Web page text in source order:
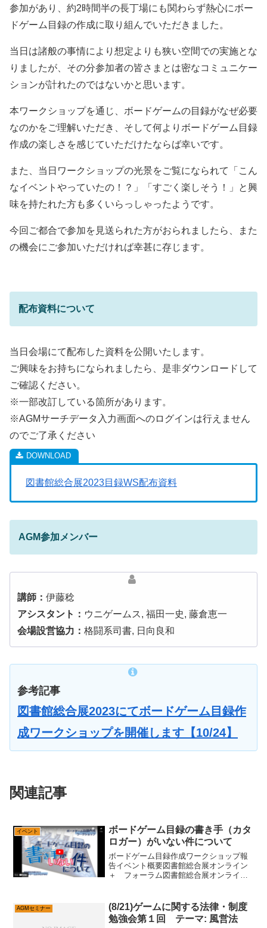
参加があり、約2時間半の長丁場にも関わらず熱心にボー
ドゲーム目録の作成に取り組んでいただきました。
当日は諸般の事情により想定よりも狭い空間での実施とな
りましたが、その分参加者の皆さまとは密なコミュニケー
ションが計れたのではないかと思います。
本ワークショップを通じ、ボードゲームの目録がなぜ必要
なのかをご理解いただき、そして何よりボードゲーム目録
作成の楽しさを感じていただけたならば幸いです。
また、当日ワークショップの光景をご覧になられて「こん
なイベントやっていたの！？」「すごく楽しそう！」と興
味を持たれた方も多くいらっしゃったようです。
今回ご都合で参加を見送られた方がおられましたら、また
の機会にご参加いただければ幸甚に存じます。
配布資料について
当日会場にて配布した資料を公開いたします。
ご興味をお持ちになられましたら、是非ダウンロードして
ご確認ください。
※一部改訂している箇所があります。
※AGMサーチデータ入力画面へのログインは行えません
のでご了承ください
図書館総合展2023目録WS配布資料
AGM参加メンバー
講師： 伊藤稔
アシスタント： ウニゲームス, 福田一史, 藤倉恵一
会場設営協力： 格闘系司書, 日向良和
参考記事
図書館総合展2023にてボードゲーム目録作
成ワークショップを開催します【10/24】
関連記事
イベント
ボードゲーム目録の書き手（カタ
ロガー）がいない件について
ボードゲーム目録作成ワークショップ報
告イベント概要図書館総合展オンライン
＋ フォーラム図書館総合展オンライン+
ライン（Zoom）参加者数: 34名（スタ
ッ...
AGMセミナー
(8/21)ゲームに関する法律・制度
勉強会第１回 テーマ: 風営法